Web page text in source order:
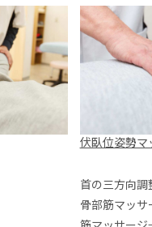
伏臥位姿勢マ
首の三方向
骨部筋マッ